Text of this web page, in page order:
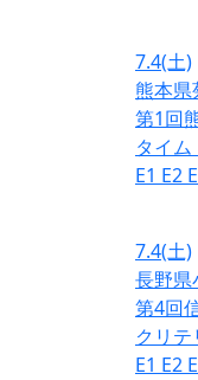
7.4(土)
熊本県
第1回
タイ
E1 E2
7.4(土)
長野県
第4回
クリ
E1 E2